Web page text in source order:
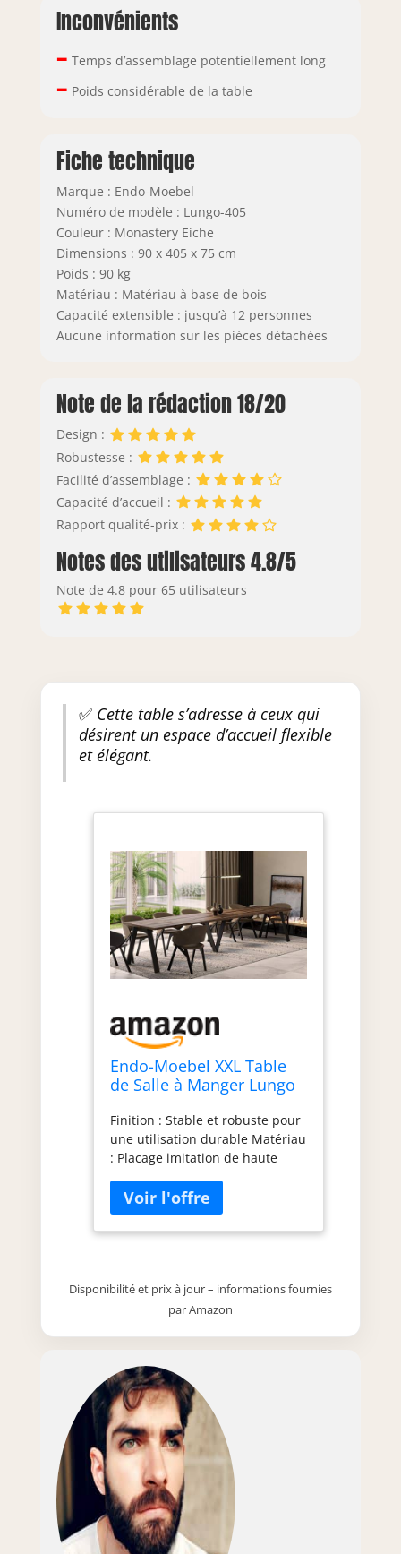
Inconvénients
– Temps d’assemblage potentiellement long
– Poids considérable de la table
Fiche technique
Marque : Endo-Moebel
Numéro de modèle : Lungo-405
Couleur : Monastery Eiche
Dimensions : 90 x 405 x 75 cm
Poids : 90 kg
Matériau : Matériau à base de bois
Capacité extensible : jusqu’à 12 personnes
Aucune information sur les pièces détachées
Note de la rédaction 18/20
Design :
Robustesse :
Facilité d’assemblage :
Capacité d’accueil :
Rapport qualité-prix :
Notes des utilisateurs 4.8/5
Note de 4.8 pour 65 utilisateurs
✅Cette table s’adresse à ceux qui
désirent un espace d’accueil flexible
et élégant.
Endo-Moebel XXL Table
de Salle à Manger Lungo
Extensible Table de
Cuisine jusqu'à 12
Personnes Matt
(Monastery Eiche)
Finition : Stable et robuste pour
une utilisation durable Matériau
: Placage imitation de haute
Structure : structure métallique
en noir mat élégant Extension :
longueur flexible de 130 cm à
Disponibilité et prix à jour – informations fournies
par Amazon